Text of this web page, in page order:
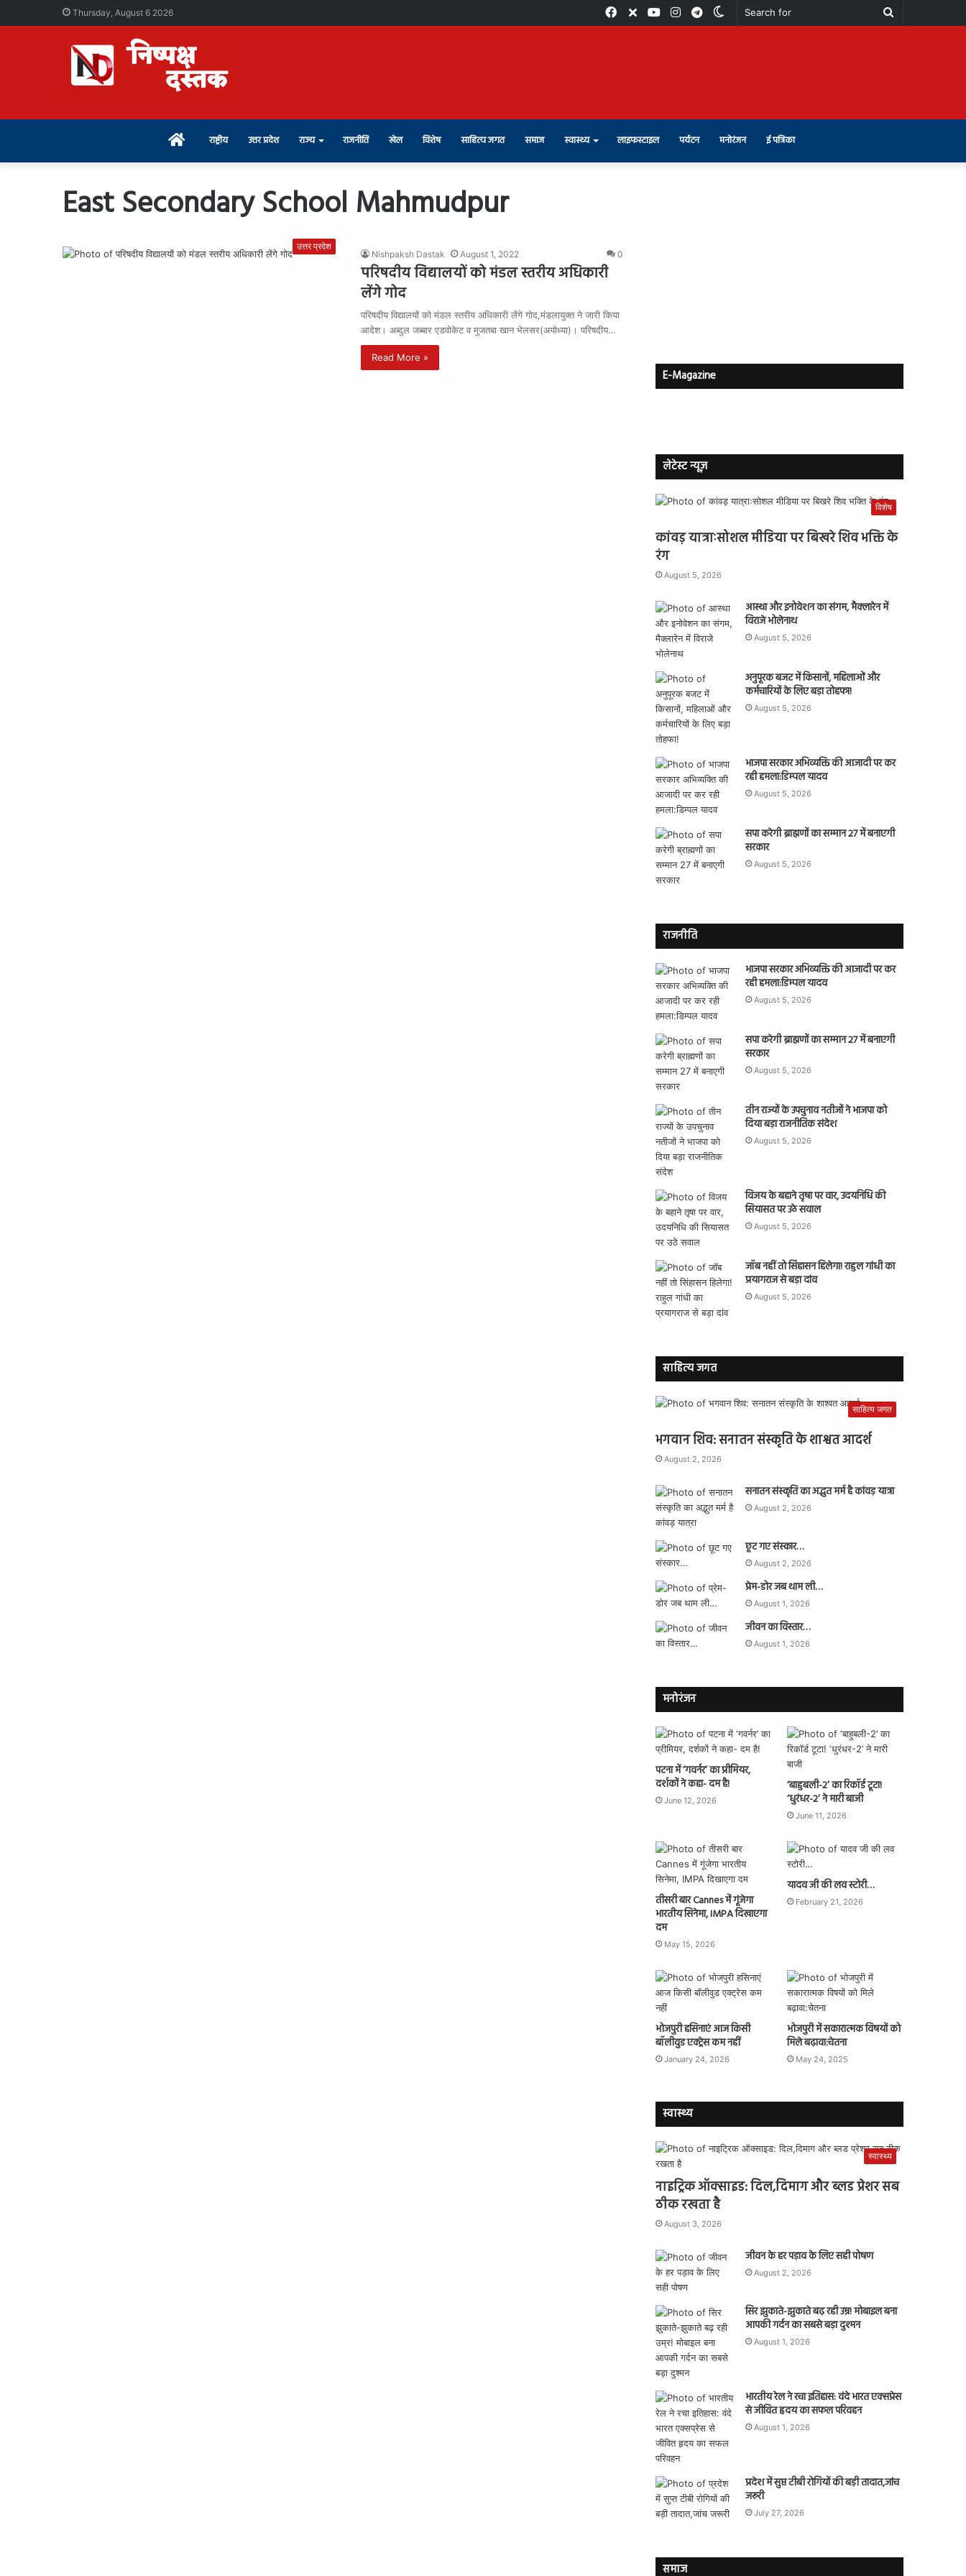
Thursday, August 6 2026
Search
Switch
Telegram
Instagram
Youtube
X
Facebook
Home राष्ट्रीय उत्तर प्रदेश राज्य राजनीति खेल विशेष साहित्य जगत समाज स्वास्थ्य लाइफस्टाइल पर्यटन मनोरंजन ई पत्रिका
East Secondary School Mahmudpur
उत्तर प्रदेश
Nishpaksh Dastak August 1, 2022 0
परिषदीय विद्यालयों को मंडल स्तरीय अधिकारी
लेंगे गोद
परिषदीय विद्यालयों को मंडल स्तरीय अधिकारी लेंगे गोद,मंडलायुक्त ने जारी किया
आदेश। अब्दुल जब्बार एडवोकेट व मुजतबा खान भेलसर(अयोध्या)। परिषदीय…
Read More »
E-Magazine
लेटेस्ट न्यूज़
विशेष
कांवड़ यात्राःसोशल मीडिया पर बिखरे शिव भक्ति के
रंग
August 5, 2026
आस्था और इनोवेशन का संगम, मैक्लारेन में
विराजे भोलेनाथ
August 5, 2026
अनुपूरक बजट में किसानों, महिलाओं और
कर्मचारियों के लिए बड़ा तोहफा!
August 5, 2026
भाजपा सरकार अभिव्यक्ति की आजादी पर कर
रही हमला:डिम्पल यादव
August 5, 2026
सपा करेगी ब्राह्मणों का सम्मान 27 में बनाएगी
सरकार
August 5, 2026
राजनीति
भाजपा सरकार अभिव्यक्ति की आजादी पर कर
रही हमला:डिम्पल यादव
August 5, 2026
सपा करेगी ब्राह्मणों का सम्मान 27 में बनाएगी
सरकार
August 5, 2026
तीन राज्यों के उपचुनाव नतीजों ने भाजपा को
दिया बड़ा राजनीतिक संदेश
August 5, 2026
विजय के बहाने तृषा पर वार, उदयनिधि की
सियासत पर उठे सवाल
August 5, 2026
जॉब नहीं तो सिंहासन हिलेगा! राहुल गांधी का
प्रयागराज से बड़ा दांव
August 5, 2026
साहित्य जगत
साहित्य जगत
भगवान शिव: सनातन संस्कृति के शाश्वत आदर्श
August 2, 2026
सनातन संस्कृति का अद्भुत मर्म है कांवड़ यात्रा
August 2, 2026
छूट गए संस्कार…
August 2, 2026
प्रेम-डोर जब थाम ली…
August 1, 2026
जीवन का विस्तार…
August 1, 2026
मनोरंजन
पटना में ‘गवर्नर’ का प्रीमियर,
दर्शकों ने कहा- दम है!
June 12, 2026
‘बाहुबली-2’ का रिकॉर्ड टूटा!
‘धुरंधर-2’ ने मारी बाजी
June 11, 2026
तीसरी बार Cannes में गूंजेगा
भारतीय सिनेमा, IMPA दिखाएगा
दम
May 15, 2026
यादव जी की लव स्टोरी…
February 21, 2026
भोजपुरी हसिनाएं आज किसी
बॉलीवुड एक्ट्रेस कम नहीं
January 24, 2026
भोजपुरी में सकारात्मक विषयों को
मिले बढ़ावा:चेतना
May 24, 2025
स्वास्थ्य
स्वास्थ्य
नाइट्रिक ऑक्साइड: दिल,दिमाग और ब्लड प्रेशर सब
ठीक रखता है
August 3, 2026
जीवन के हर पड़ाव के लिए सही पोषण
August 2, 2026
सिर झुकाते-झुकाते बढ़ रही उम्र! मोबाइल बना
आपकी गर्दन का सबसे बड़ा दुश्मन
August 1, 2026
भारतीय रेल ने रचा इतिहास: वंदे भारत एक्सप्रेस
से जीवित हृदय का सफल परिवहन
August 1, 2026
प्रदेश में सुप्त टीबी रोगियों की बड़ी तादात,जांच
जरूरी
July 27, 2026
समाज